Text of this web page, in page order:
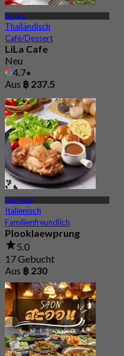
Sai Mai
Thailändisch
Café/Dessert
LiLa Cafe
Neu
4.7
Aus ฿ 237.5
Ram Intra
Italienisch
Familienfreundlich
Plooklaewprung
5.0
17 Gebucht
Aus ฿ 230